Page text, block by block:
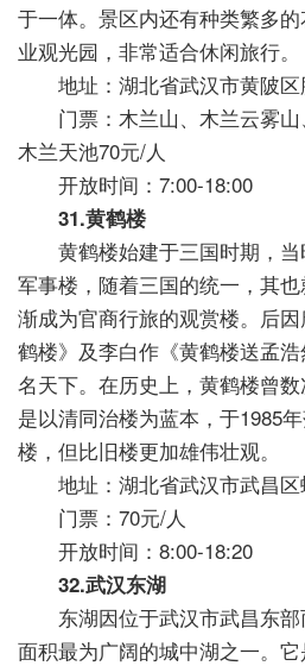
于一体。景区内还有种类繁多
业观光园，非常适合休闲旅行。
地址：湖北省武汉市黄陂区
门票：木兰山、木兰云雾山
木兰天池70元/人
开放时间：7:00-18:00
31.黄鹤楼
黄鹤楼始建于三国时期，当
军事楼，随着三国的统一，其
渐成为官商行旅的观赏楼。后
鹤楼》及李白作《黄鹤楼送孟
名天下。在历史上，黄鹤楼曾
是以清同治楼为蓝本，于1985
楼，但比旧楼更加雄伟壮观。
地址：湖北省武汉市武昌区
门票：70元/人
开放时间：8:00-18:20
32.武汉东湖
东湖因位于武汉市武昌东部
面积最为广阔的城中湖之一。